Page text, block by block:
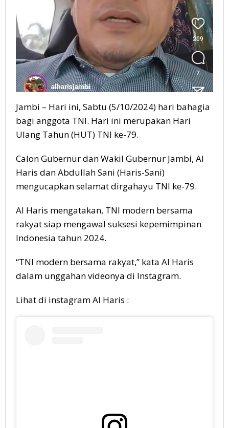
Jambi – Hari ini, Sabtu (5/10/2024) hari bahagia
bagi anggota TNI. Hari ini merupakan Hari
Ulang Tahun (HUT) TNI ke-79.
Calon Gubernur dan Wakil Gubernur Jambi, Al
Haris dan Abdullah Sani (Haris-Sani)
mengucapkan selamat dirgahayu TNI ke-79.
Al Haris mengatakan, TNI modern bersama
rakyat siap mengawal suksesi kepemimpinan
Indonesia tahun 2024.
“TNI modern bersama rakyat,” kata Al Haris
dalam unggahan videonya di Instagram.
Lihat di instagram Al Haris :